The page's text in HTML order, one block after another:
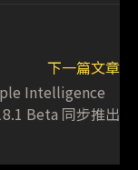
下一篇文章
Intelligence
Beta 同步推出